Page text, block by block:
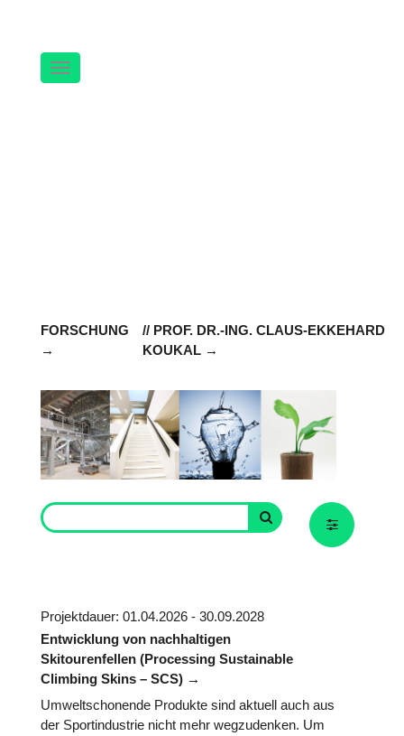
Navigation
FORSCHUNG
// PROF. DR.-ING. CLAUS-EKKEHARD
KOUKAL
Projektdauer: 01.04.2026 - 30.09.2028
Entwicklung von nachhaltigen
Skitourenfellen (Processing Sustainable
Climbing Skins – SCS)
Umweltschonende Produkte sind aktuell auch aus
der Sportindustrie nicht mehr wegzudenken. Um